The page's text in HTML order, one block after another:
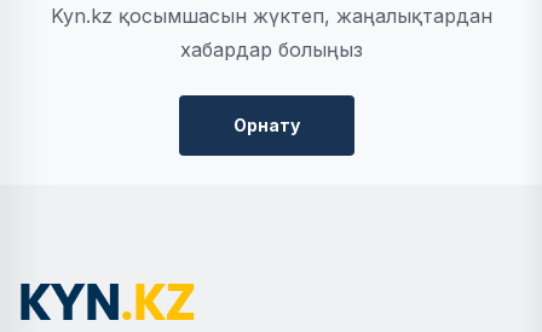
Kyn.kz қосымшасын жүктеп, жаңалықтардан
хабардар болыңыз
Орнату